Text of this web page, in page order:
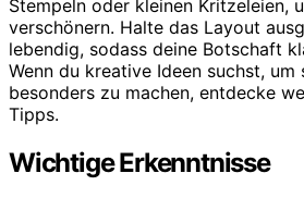
Stempeln oder kleinen Kritzeleien,
verschönern. Halte das Layout
lebendig, sodass deine Botschaft
Wenn du kreative Ideen suchst, um
besonders zu machen, entdecke
Tipps.
Wichtige Erkenntnisse